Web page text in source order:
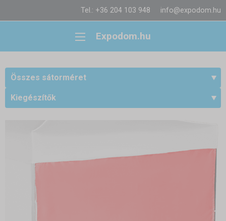
Tel.: +36 204 103 948 info@expodom.hu
Expodom.hu
Összes sátorméret
Kiegészítők